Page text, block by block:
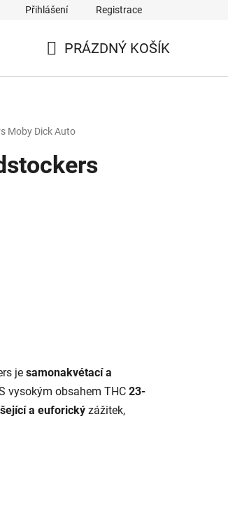
Přihlášení Registrace
PRÁZDNÝ KOŠÍK
Moby Dick Auto
je samonakvétací a
vysokým obsahem THC 23-
a euforický zážitek,